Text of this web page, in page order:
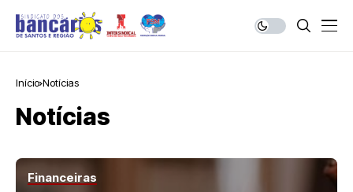
Início Notícias
Notícias
Financeiras